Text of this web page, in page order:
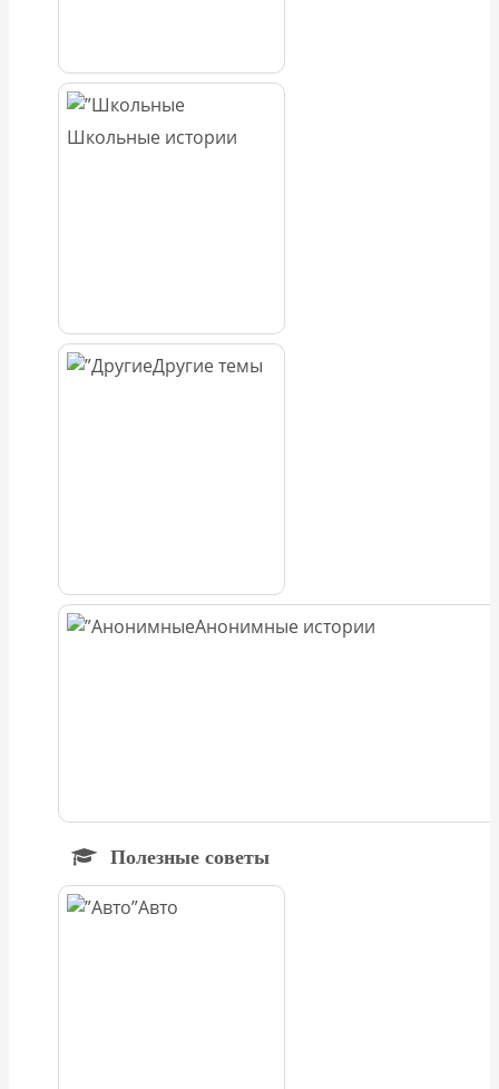
Школьные истории
Другие темы
Анонимные истории
Полезные советы
Авто